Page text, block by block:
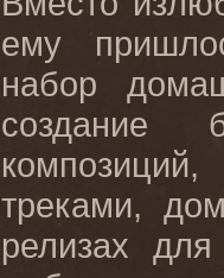
ему
набор
создание
треками,
релизах